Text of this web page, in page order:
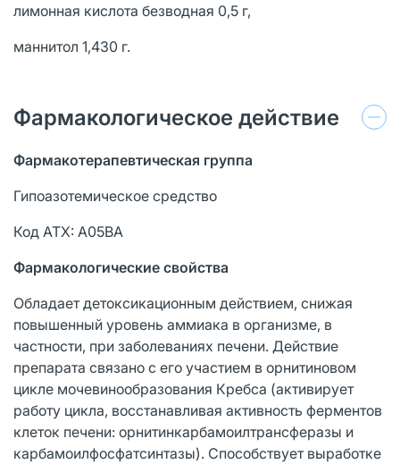
лимонная кислота безводная 0,5 г,
маннитол 1,430 г.
Фармакологическое действие
Фармакотерапевтическая группа
Гипоазотемическое средство
Код ATX: A05BA
Фармакологические свойства
Обладает детоксикационным действием, снижая
повышенный уровень аммиака в организме, в
частности, при заболеваниях печени. Действие
препарата связано с его участием в орнитиновом
цикле мочевинообразования Кребса (активирует
работу цикла, восстанавливая активность ферментов
клеток печени: орнитинкарбамоилтрансферазы и
карбамоилфосфатсинтазы). Способствует выработке